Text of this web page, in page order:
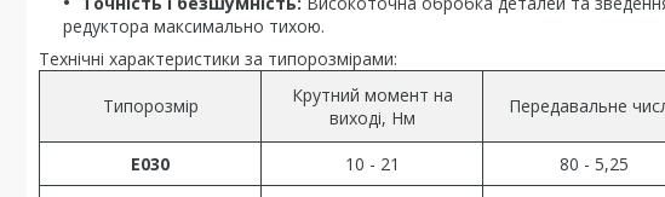
редуктора максимально тихою.
Технічні характеристики за типорозмірами:
Типорозмір
Крутний момент на
виході, Нм
Передавальне
E030
10 - 21 80 - 5,25